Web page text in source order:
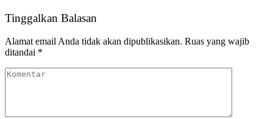
Tinggalkan Balasan
Alamat email Anda tidak akan dipublikasikan. Ruas yang wajib
ditandai *